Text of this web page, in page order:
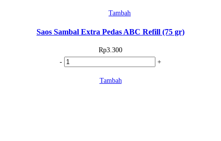
Tambah
Saos Sambal Extra Pedas ABC Refill (75 gr)
Rp3.300
- Kuantitas
+
Tambah